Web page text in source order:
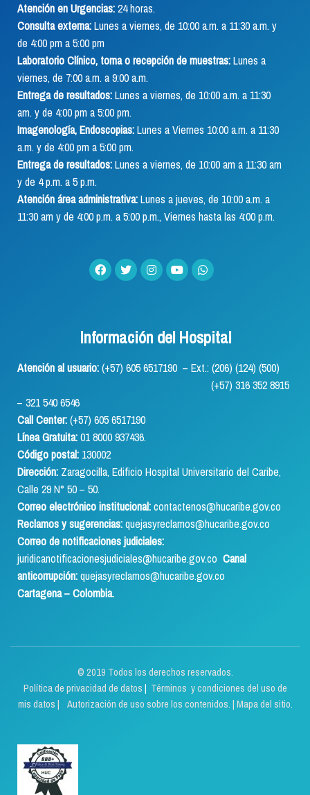
Atención en Urgencias:24 horas.
Consulta externa:Lunes a viernes, de 10:00 a.m. a 11:30 a.m. y
de 4:00 pm a 5:00 pm
Laboratorio Clínico, toma o recepción de muestras:Lunes a
viernes, de 7:00 a.m. a 9:00 a.m.
Entrega de resultados:Lunes a viernes, de 10:00 a.m. a 11:30
am. y de 4:00 pm a 5:00 pm.
Imagenología, Endoscopias:Lunes a Viernes 10:00 a.m. a 11:30
a.m. y de 4:00 pm a 5:00 pm.
Entrega de resultados:Lunes a viernes, de 10:00 am a 11:30 am
y de 4 p.m. a 5 p.m.
Atención área administrativa:Lunes a jueves, de 10:00 a.m. a
11:30 am y de 4:00 p.m. a 5:00 p.m., Viernes hasta las 4:00 p.m.
Información del Hospital
Atención al usuario:(+57) 605 6517190 – Ext.: (206) (124) (500)
(+57) 316 352 8915
– 321 540 6546
Call Center:(+57) 605 6517190
Línea Gratuita:01 8000 937436.
Código postal: 130002
Dirección: Zaragocilla, Edificio Hospital Universitario del Caribe,
Calle 29 N° 50 – 50.
Correo electrónico institucional:contactenos@hucaribe.gov.co
Reclamos y sugerencias:quejasyreclamos@hucaribe.gov.co
Correo de notificaciones judiciales:
juridicanotificacionesjudiciales@hucaribe.gov.co Canal
anticorrupción:quejasyreclamos@hucaribe.gov.co
Cartagena – Colombia.
© 2019 Todos los derechos reservados.
Política de privacidad de datos | Términos y condiciones del uso de
mis datos | Autorización de uso sobre los contenidos. | Mapa del sitio.